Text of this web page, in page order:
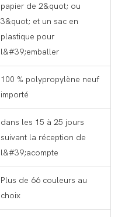
papier de 2&quot; ou
3&quot; et un sac en
plastique pour
l&#39;emballer
100 % polypropylène neuf
importé
dans les 15 à 25 jours
suivant la réception de
l&#39;acompte
Plus de 66 couleurs au
choix